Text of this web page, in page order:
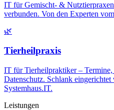
IT für Gemischt- &
verbunden. Von den Experten
🌿
Tierheilpraxis
IT für Tierheilpraktiker –
Datenschutz. Schlank
Systemhaus.IT.
Leistungen